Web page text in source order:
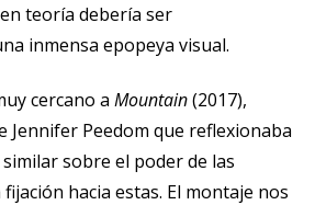
teoría debería ser
inmensa epopeya visual.
cercano aMountain(2017),
Jennifer Peedom que reflexionaba
sobre el poder de las
hacia estas. El montaje nos